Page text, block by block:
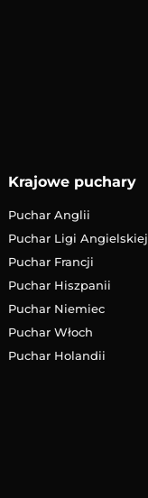
Krajowe puchary
Puchar Anglii
Puchar Ligi Angielskiej
Puchar Francji
Puchar Hiszpanii
Puchar Niemiec
Puchar Włoch
Puchar Holandii